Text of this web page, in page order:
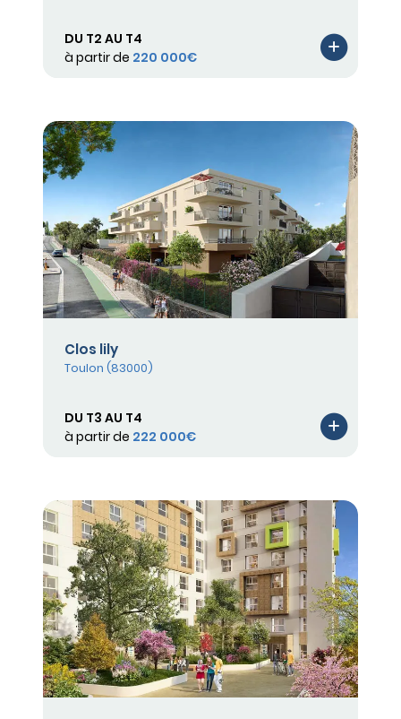
DU T2 AU T4
à partir de 220 000€
Clos lily
Toulon (83000)
DU T3 AU T4
à partir de 222 000€